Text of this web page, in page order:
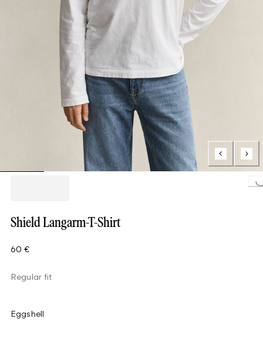
Loading...
Shield Langarm-T-Shirt
60 €
Regular fit
Eggshell